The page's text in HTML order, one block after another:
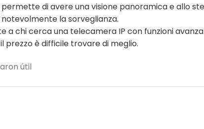
di avere una visione panoramica e allo
la sorveglianza.
a chi cerca una telecamera IP con funzioni
prezzo è difficile trovare di meglio.
útil